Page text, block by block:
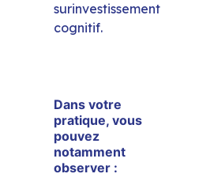
surinvestissement
cognitif.
Dans votre
pratique, vous
pouvez
notamment
observer :